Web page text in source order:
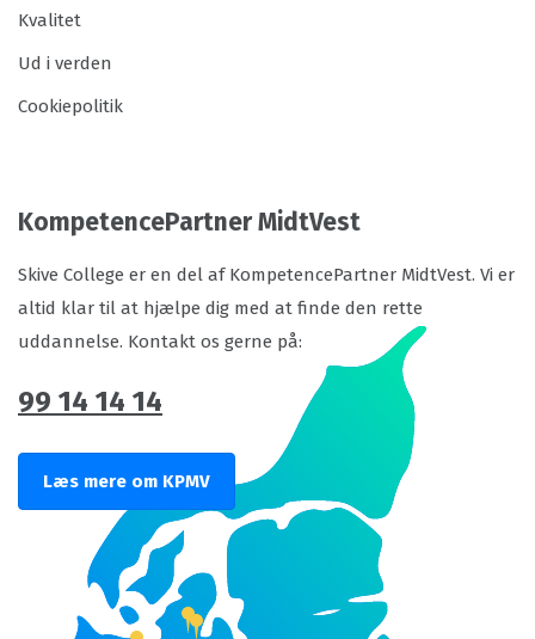
Kvalitet
Ud i verden
Cookiepolitik
KompetencePartner MidtVest
Skive College er en del af KompetencePartner MidtVest. Vi er
altid klar til at hjælpe dig med at finde den rette
uddannelse. Kontakt os gerne på:
99 14 14 14
Læs mere om KPMV